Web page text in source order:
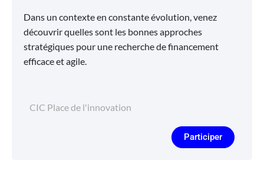
Dans un contexte en constante évolution, venez
découvrir quelles sont les bonnes approches
stratégiques pour une recherche de financement
efficace et agile.
CIC Place de l'innovation
Participer